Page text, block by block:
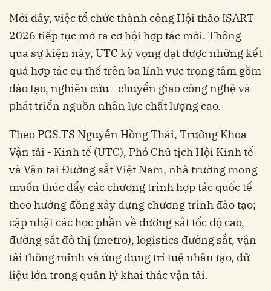
Mới đây, việc tổ chức thành công Hội thảo ISART
2026 tiếp tục mở ra cơ hội hợp tác mới. Thông
qua sự kiện này, UTC kỳ vọng đạt được những kết
quả hợp tác cụ thể trên ba lĩnh vực trọng tâm gồm
đào tạo, nghiên cứu - chuyển giao công nghệ và
phát triển nguồn nhân lực chất lượng cao.
Theo PGS.TS Nguyễn Hồng Thái, Trưởng Khoa
Vận tải - Kinh tế (UTC), Phó Chủ tịch Hội Kinh tế
và Vận tải Đường sắt Việt Nam, nhà trường mong
muốn thúc đẩy các chương trình hợp tác quốc tế
theo hướng đồng xây dựng chương trình đào tạo;
cập nhật các học phần về đường sắt tốc độ cao,
đường sắt đô thị (metro), logistics đường sắt, vận
tải thông minh và ứng dụng trí tuệ nhân tạo, dữ
liệu lớn trong quản lý khai thác vận tải.